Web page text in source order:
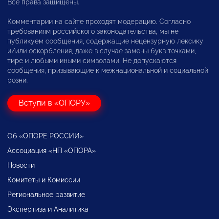
Все права защищены.
Комментарии на сайте проходят модерацию. Согласно
требованиям российского законодательства, мы не
публикуем сообщения, содержащие нецензурную лексику
и/или оскорбления, даже в случае замены букв точками,
тире и любыми иными символами. Не допускаются
сообщения, призывающие к межнациональной и социальной
розни.
Вступи в «ОПОРУ»
Об «ОПОРЕ РОССИИ»
Ассоциация «НП «ОПОРА»
Новости
Комитеты и Комиссии
Региональное развитие
Экспертиза и Аналитика